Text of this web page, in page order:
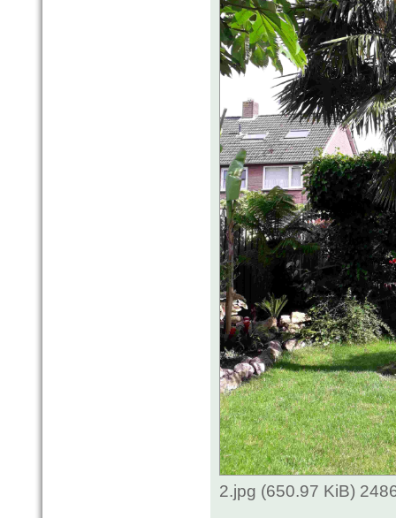
2.jpg (650.97 KiB)